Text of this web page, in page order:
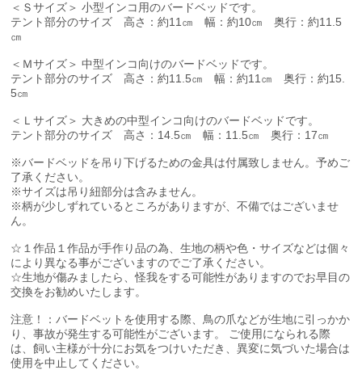
＜Ｓサイズ＞ 小型インコ用のバードベッドです。
テント部分のサイズ 高さ：約11㎝ 幅：約10㎝ 奥行：約11.5
㎝
＜Ｍサイズ＞ 中型インコ向けのバードベッドです。
テント部分のサイズ 高さ：約11.5㎝ 幅：約11㎝ 奥行：約15.
5㎝
＜Ｌサイズ＞ 大きめの中型インコ向けのバードベッドです。
テント部分のサイズ 高さ：14.5㎝ 幅：11.5㎝ 奥行：17㎝
※バードベッドを吊り下げるための金具は付属致しません。予めご
了承ください。
※サイズは吊り紐部分は含みません。
※柄が少しずれているところがありますが、不備ではございませ
ん。
☆１作品１作品が手作り品の為、生地の柄や色・サイズなどは個々
により異なる事がございますのでご了承ください。
☆生地が傷みましたら、怪我をする可能性がありますのでお早目の
交換をお勧めいたします。
注意！：バードベットを使用する際、鳥の爪などが生地に引っかか
り、事故が発生する可能性がございます。 ご使用になられる際
は、飼い主様が十分にお気をつけいただき、異変に気づいた場合は
使用を中止してください。